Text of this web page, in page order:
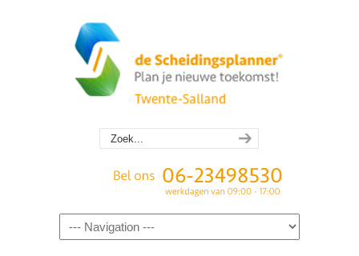
Navigation